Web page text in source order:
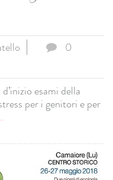
0
esami della
per i genitori e per